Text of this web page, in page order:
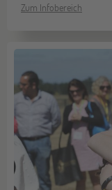
Zum Infobereich